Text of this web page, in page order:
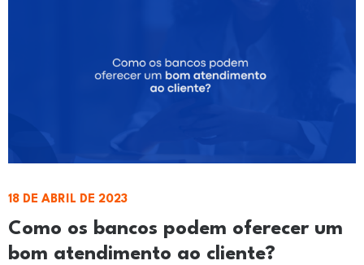
Como os bancos podem oferecer um
bom atendimento ao cliente?
18 DE ABRIL DE 2023